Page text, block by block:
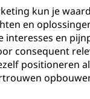
kun je
en
interesses en
consequent
positioneren